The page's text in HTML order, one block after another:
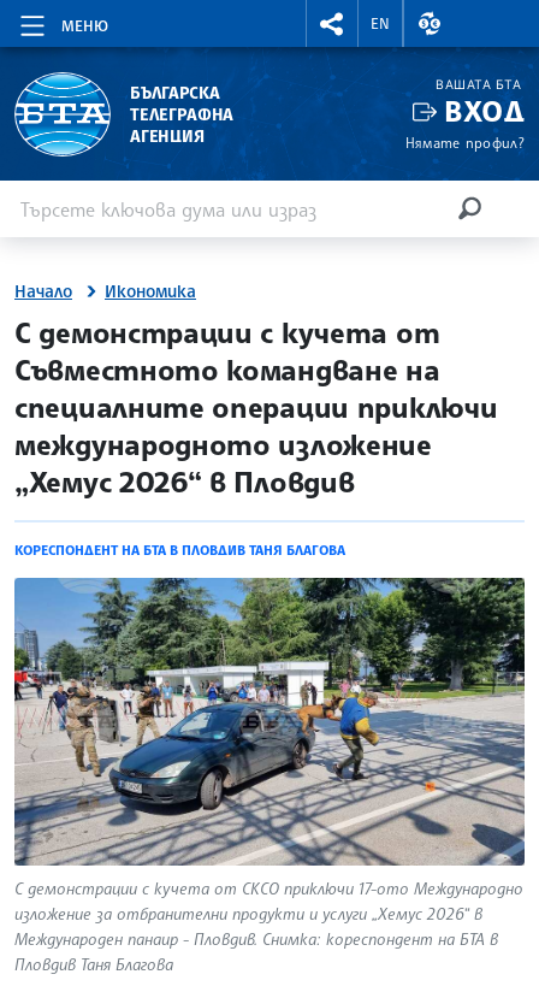
МЕНЮ
RIGHTMENU.SOCIAL
EN
ВАЛУТНИ
БЪЛГАРСКА
ТЕЛЕГРАФНА
АГЕНЦИЯ
ВАШАТА БТА
ВХОД
Нямате профил?
Начало Икономика
site.bta
С демонстрации с кучета от
Съвместното командване на
специалните операции приключи
международното изложение
„Хемус 2026“ в Пловдив
КОРЕСПОНДЕНТ НА БТА В ПЛОВДИВ ТАНЯ БЛАГОВА
С демонстрации с кучета от СКСО приключи 17-ото Международно
изложение за отбранителни продукти и услуги „Хемус 2026“ в
Международен панаир - Пловдив. Снимка: кореспондент на БТА в
Пловдив Таня Благова